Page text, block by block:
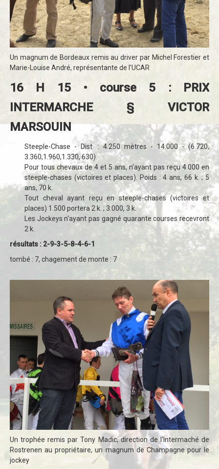
Un magnum de Bordeaux remis au driver par Michel Forestier et
Marie-Louise André, représentante de l’UCAR
16 H 15 • course 5 : PRIX
INTERMARCHE § VICTOR
MARSOUIN
Steeple-Chase - Dist. : 4.250 mètres - 14.000 - (6.720,
3.360,1.960,1.330, 630).
Pour tous chevaux de 4 et 5 ans, n'ayant pas reçu 4.000 en
steeple-chases (victoires et places). Poids : 4 ans, 66 k. ; 5
ans, 70 k.
Tout cheval ayant reçu en steeple-chases (victoires et
places) 1.500 portera 2 k. ; 3.000, 3 k.
Les Jockeys n'ayant pas gagné quarante courses recevront
2 k.
résultats : 2-9-3-5-8-4-6-1
tombé : 7, chagement de monte : 7
Un trophée remis par Tony Madic, direction de l'Intermaché de
Rostrenen au propriétaire, un magnum de Champagne pour le
jockey